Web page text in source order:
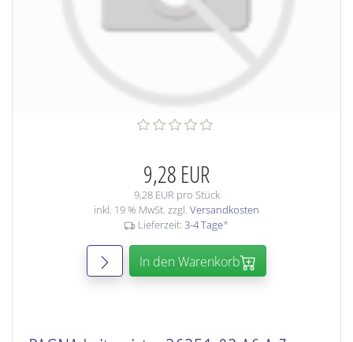
9,28 EUR
9,28 EUR pro Stück
inkl. 19 % MwSt. zzgl. Versandkosten
Lieferzeit: 3-4 Tage*
In den Warenkorb